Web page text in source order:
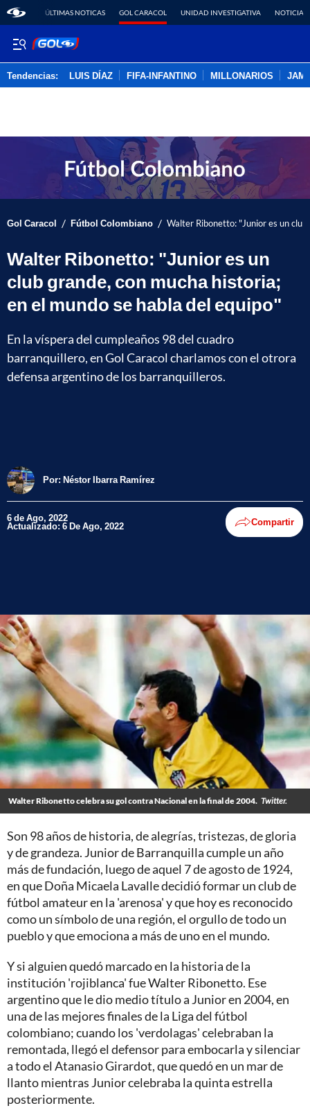
ÚLTIMAS NOTICAS GOL CARACOL UNIDAD INVESTIGATIVA NOTICIAS
Tendencias: LUIS DÍAZ FIFA-INFANTINO MILLONARIOS
Gol Caracol / Fútbol Colombiano / Walter Ribonetto: "Junior es un
Walter Ribonetto: "Junior es un
club grande, con mucha historia;
en el mundo se habla del equipo"
En la víspera del cumpleaños 98 del cuadro
barranquillero, en Gol Caracol charlamos con el otrora
defensa argentino de los barranquilleros.
Por: Néstor Ibarra Ramírez
6 de Ago, 2022
Actualizado: 6 De Ago, 2022 Compartir
Walter Ribonetto celebra su gol contra Nacional en la final de 2004. Twitter.
Son 98 años de historia, de alegrías, tristezas, de gloria
y de grandeza. Junior de Barranquilla cumple un año
más de fundación, luego de aquel 7 de agosto de 1924,
en que Doña Micaela Lavalle decidió formar un club de
fútbol amateur en la 'arenosa' y que hoy es reconocido
como un símbolo de una región, el orgullo de todo un
pueblo y que emociona a más de uno en el mundo.
Y si alguien quedó marcado en la historia de la
institución 'rojiblanca' fue Walter Ribonetto. Ese
argentino que le dio medio título a Junior en 2004, en
una de las mejores finales de la Liga del fútbol
colombiano; cuando los 'verdolagas' celebraban la
remontada, llegó el defensor para embocarla y silenciar
a todo el Atanasio Girardot, que quedó en un mar de
llanto mientras Junior celebraba la quinta estrella
posteriormente.